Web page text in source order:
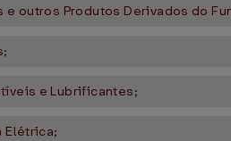
outros Produtos Derivados do
e Lubrificantes;
Elétrica;